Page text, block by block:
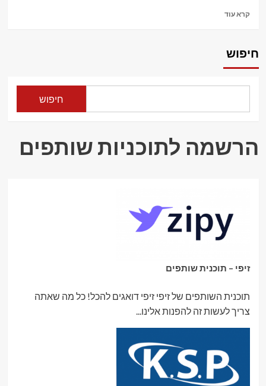
קרא עודRead
גוליבר
באינטרנט
חיפוש
חיפוש
הרשמה לתוכניות שותפים
זיפי – תוכנית שותפים
תוכנית השותפים של זיפי זיפי דואגים להכל! כל מה שאתה
צריך לעשות זה להפנות אלינו...